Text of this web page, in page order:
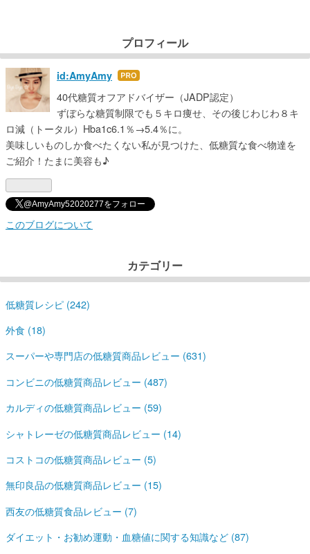
プロフィール
id:AmyAmy はて
なブ
ログ
Pro
40代糖質オフアドバイザー（JADP認定）
ずぼらな糖質制限でも５キロ痩せ、その後じわじわ８キ
ロ減（トータル）Hba1c6.1％→5.4％に。
美味しいものしか食べたくない私が見つけた、低糖質な食べ物達を
ご紹介！たまに美容も♪
@AmyAmy52020277をフォロー
このブログについて
カテゴリー
低糖質レシピ (242)
外食 (18)
スーパーや専門店の低糖質商品レビュー (631)
コンビニの低糖質商品レビュー (487)
カルディの低糖質商品レビュー (59)
シャトレーゼの低糖質商品レビュー (14)
コストコの低糖質商品レビュー (5)
無印良品の低糖質商品レビュー (15)
西友の低糖質食品レビュー (7)
ダイエット・お勧め運動・血糖値に関する知識など (87)